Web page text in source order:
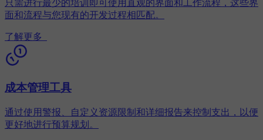
只需进行最少的培训即可使用直观的界面和工作流程，这些界
面和流程与您现有的开发过程相匹配。
了解更多
成本管理工具
通过使用警报、自定义资源限制和详细报告来控制支出，以便
更好地进行预算规划。